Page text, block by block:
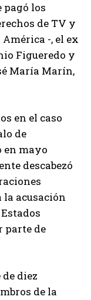
pagó los
de TV y
-, el ex
Figueredo y
María Marín,
en el caso
de
en mayo
descabezó
la acusación
parte de
diez
de la